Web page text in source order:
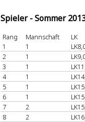
Spieler - Sommer
Rang Mannschaft
LK
1
1
2
1
3
1
4
1
5
1
6
1
7
2
8
2